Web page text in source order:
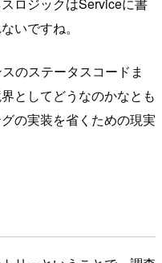
ロジックはServiceに書
いですね。
のステータスコードま
としてどうなのかなとも
の実装を省くための現実